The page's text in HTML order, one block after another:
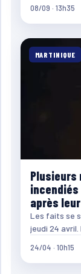
08/09 · 13h35
MARTINIQUE
Plusieurs
incendiés
après
Les faits se
jeudi 24 avril.
24/04 · 10h15